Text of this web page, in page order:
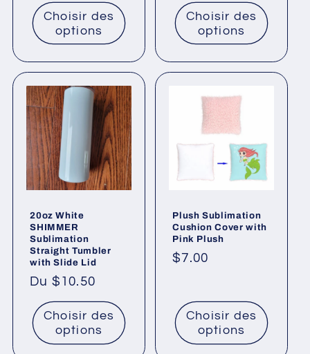
Choisir des
options
Choisir des
options
20oz White
SHIMMER
Sublimation
Straight Tumbler
with Slide Lid
Prix
habituel
Du $10.50
Choisir des
options
Plush Sublimation
Cushion Cover with
Pink Plush
Prix
$7.00
Choisir des
options